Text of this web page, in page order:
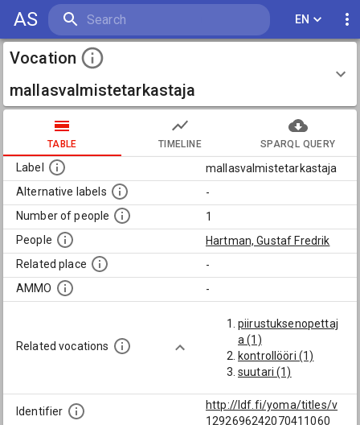
AS EN
Vocation
mallasvalmistetarkastaja
TABLE TIMELINE SPARQL QUERY
Label
mallasvalmistetarkastaja
Alternative labels
-
Number of people
1
People
Hartman, Gustaf Fredrik
Related place
-
AMMO
-
Related vocations
piirustuksenopettaj
a (1)
kontrollööri (1)
suutari (1)
Identifier
http://ldf.fi/yoma/titles/v
1292696242070411060